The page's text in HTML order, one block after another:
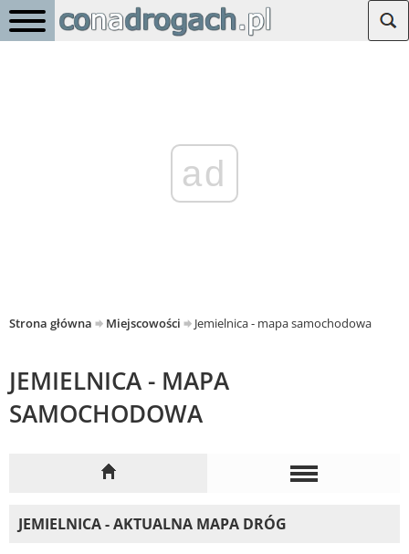
ad
Strona główna Miejscowości Jemielnica - mapa samochodowa
JEMIELNICA - MAPA
SAMOCHODOWA
JEMIELNICA - AKTUALNA MAPA DRÓG